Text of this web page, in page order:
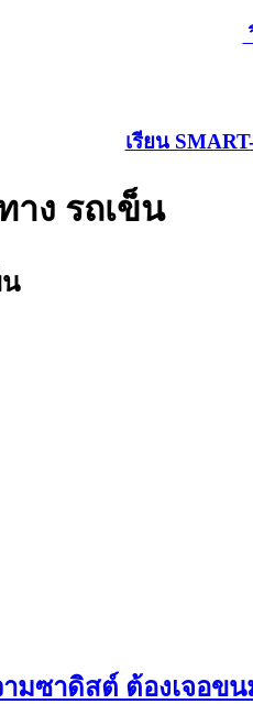
เรียน
าง รถเข็น
มซาดิสต์ ต้องเจอข